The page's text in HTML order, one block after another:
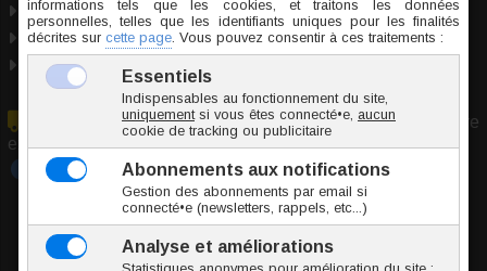
TPR
Taille unique
Origine Chine
En raison du volume/poids de cet article, il ne peut être
expédié qu'en colis
Tout savoir sur :Cockring